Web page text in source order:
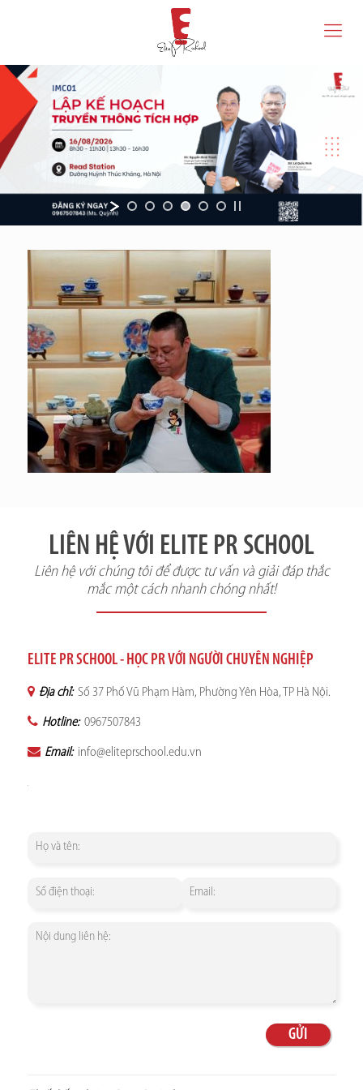
LIÊN HỆ VỚI ELITE PR SCHOOL
Liên hệ với chúng tôi để được tư vấn và giải đáp thắc
mắc một cách nhanh chóng nhất!
ELITE PR SCHOOL - HỌC PR VỚI NGƯỜI CHUYÊN NGHIỆP
Địa chỉ: Số 37 Phố Vũ Phạm Hàm, Phường Yên Hòa, TP Hà Nội.
Hotline: 0967507843
Email: info@eliteprschool.edu.vn